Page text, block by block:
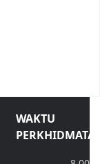
WAKTU